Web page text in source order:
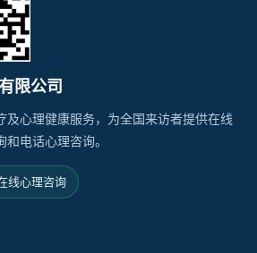
限公司
及心理健康服务，为全国来访者提供在线
电话心理咨询。
线心理咨询